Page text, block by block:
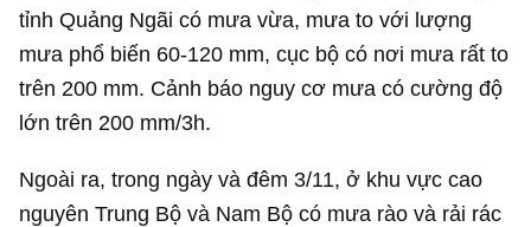
tỉnh Quảng Ngãi có mưa vừa, mưa to với lượng
mưa phổ biến 60-120 mm, cục bộ có nơi mưa rất to
trên 200 mm. Cảnh báo nguy cơ mưa có cường độ
lớn trên 200 mm/3h.
Ngoài ra, trong ngày và đêm 3/11, ở khu vực cao
nguyên Trung Bộ và Nam Bộ có mưa rào và rải rác